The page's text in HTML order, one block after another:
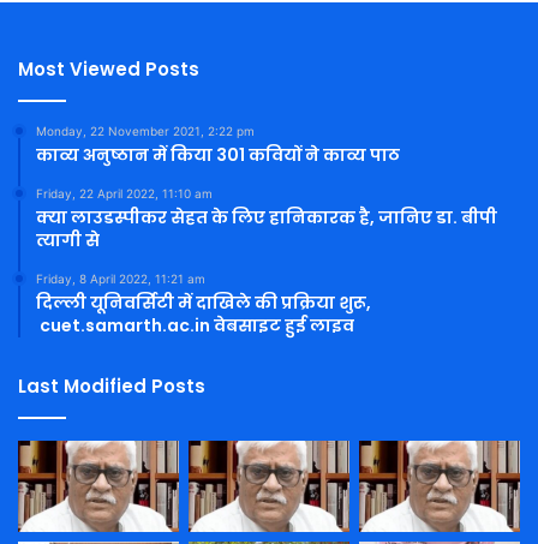
Most Viewed Posts
Monday, 22 November 2021, 2:22 pm
काव्य अनुष्ठान में किया 301 कवियों ने काव्य पाठ
Friday, 22 April 2022, 11:10 am
क्या लाउडस्पीकर सेहत के लिए हानिकारक है, जानिए डा. बीपी
त्यागी से
Friday, 8 April 2022, 11:21 am
दिल्ली यूनिवर्सिटी में दाखिले की प्रक्रिया शुरू,
cuet.samarth.ac.in वेबसाइट हुई लाइव
Last Modified Posts